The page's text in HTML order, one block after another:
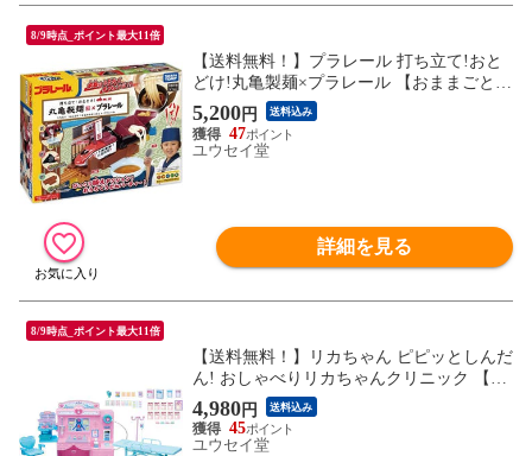
8/9時点_ポイント最大11倍
【送料無料！】プラレール 打ち立て!おと
どけ!丸亀製麺×プラレール 【おままごとセ
ット うどん 玩具 おもちゃ 誕生日 プレゼ
ント タカラトミー】
5,200円 送料込み
47
ユウセイ堂
詳細を見る
8/9時点_ポイント最大11倍
【送料無料！】リカちゃん ピピッとしんだ
ん! おしゃべりリカちゃんクリニック 【着
せ替え人形用ハウス お医者さんごっこ 病
院 建物 おうち 玩具 おもちゃ タカラトミ
ー】
4,980円 送料込み
45
ユウセイ堂